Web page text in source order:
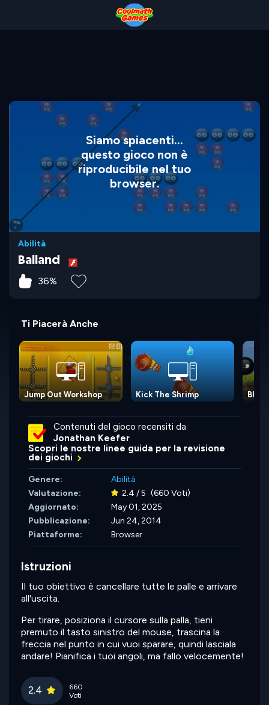
Siamo spiacenti...
questo gioco non è
riproducibile nel tuo
browser.
Abilità
Balland
36%
Ti Piacerà Anche
Jump Out Workshop Kick The Shrimp Blob
Contenuti del gioco recensiti da
Jonathan Keefer
Scopri le nostre linee guida per la revisione
dei giochi
Genere:
Abilità
Valutazione:
2.4 / 5 (660 Voti)
Aggiornato:
May 01, 2025
Pubblicazione:
Jun 24, 2014
Piattaforme:
Browser
Istruzioni
Il tuo obiettivo è cancellare tutte le palle e arrivare
all'uscita.
Per tirare, posiziona il cursore sulla palla, tieni
premuto il tasto sinistro del mouse, trascina la
freccia nel punto in cui vuoi sparare, quindi lasciala
andare! Pianifica i tuoi angoli, ma fallo velocemente!
2.4
660
Voti